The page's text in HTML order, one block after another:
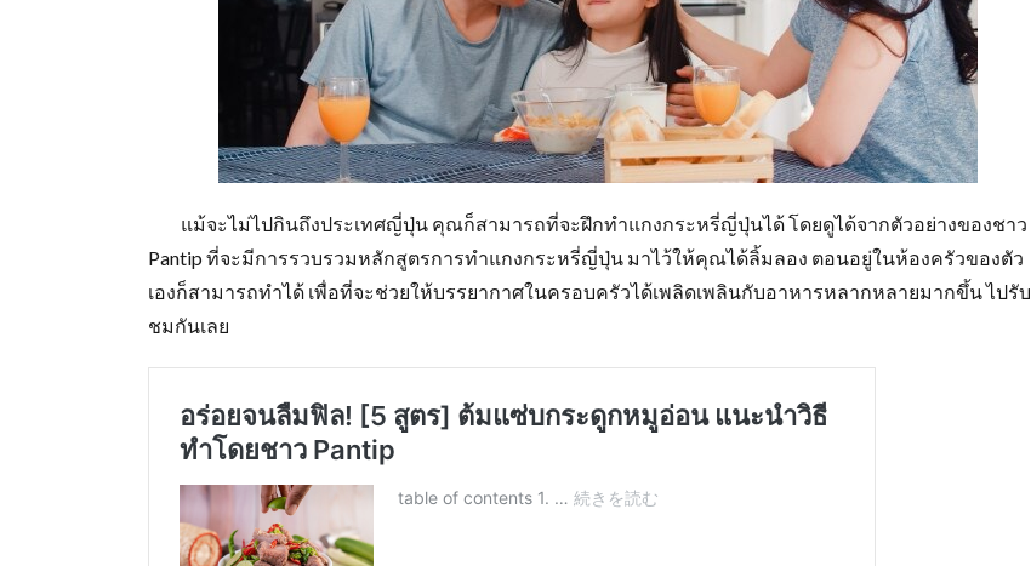
แม้จะไม่ไปกินถึงประเทศญี่ปุ่น คุณก็สามารถที่จะฝึกทำแกงกระหรี่ญี่ปุ่นได้ โดยดูได้จากตัวอย่างของชาว
Pantip ที่จะมีการรวบรวมหลักสูตรการทำแกงกระหรี่ญี่ปุ่น มาไว้ให้คุณได้ลิ้มลอง ตอนอยู่ในห้องครัวของตัว
เองก็สามารถทำได้ เพื่อที่จะช่วยให้บรรยากาศในครอบครัวได้เพลิดเพลินกับอาหารหลากหลายมากขึ้น ไปรับ
ชมกันเลย